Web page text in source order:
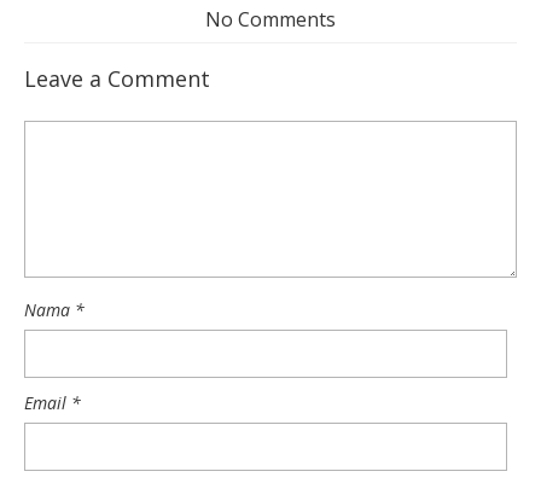
No Comments
Leave a Comment
Nama *
Email *